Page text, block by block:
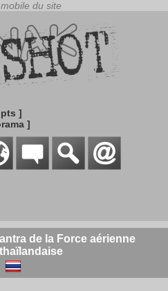
]
]
de la Force aérienne